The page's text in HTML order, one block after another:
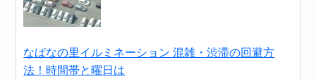
なばなの里イルミネーション 混雑・渋滞の回避方
法！時間帯と曜日は